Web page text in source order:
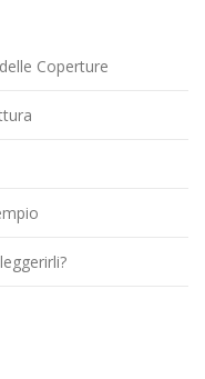
Coperture